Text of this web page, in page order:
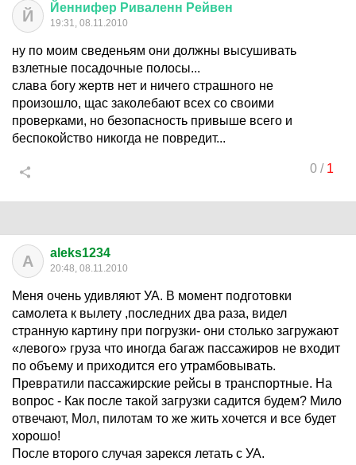
Й Йеннифер Риваленн Рейвен
19:31, 08.11.2010
ну по моим сведеньям они должны высушивать
взлетные посадочные полосы...
слава богу жертв нет и ничего страшного не
произошло, щас заколебают всех со своими
проверками, но безопасность привыше всего и
беспокойство никогда не повредит...
0/ 1
A aleks1234
20:48, 08.11.2010
Меня очень удивляют УА. В момент подготовки
самолета к вылету ,последних два раза, видел
странную картину при погрузки- они столько загружают
«левого» груза что иногда багаж пассажиров не входит
по объему и приходится его утрамбовывать.
Превратили пассажирские рейсы в транспортные. На
вопрос - Как после такой загрузки садится будем? Мило
отвечают, Мол, пилотам то же жить хочется и все будет
хорошо!
После второго случая зарекся летать с УА.